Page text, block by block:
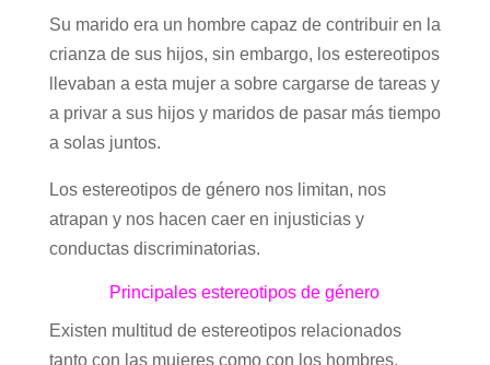
Su marido era un hombre capaz de contribuir en la
crianza de sus hijos, sin embargo, los estereotipos
llevaban a esta mujer a sobre cargarse de tareas y
a privar a sus hijos y maridos de pasar más tiempo
a solas juntos.
Los estereotipos de género nos limitan, nos
atrapan y nos hacen caer en injusticias y
conductas discriminatorias.
Principales estereotipos de género
Existen multitud de estereotipos relacionados
tanto con las mujeres como con los hombres.